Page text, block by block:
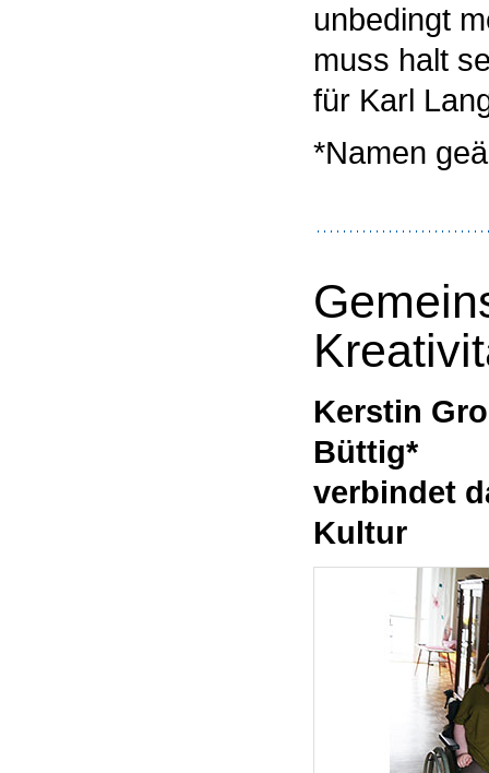
unbedingt
muss halt
für Karl
*Namen
Kerstin
Büttig*
verbindet
Kultur